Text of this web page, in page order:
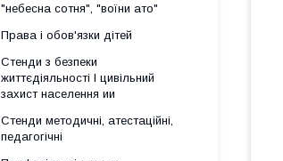
"небесна сотня", "воїни ато"
Права і обов'язки дітей
Стенди з безпеки
життєдіяльності І цивільний
захист населення ии
Стенди методичні, атестаційні,
педагогічні